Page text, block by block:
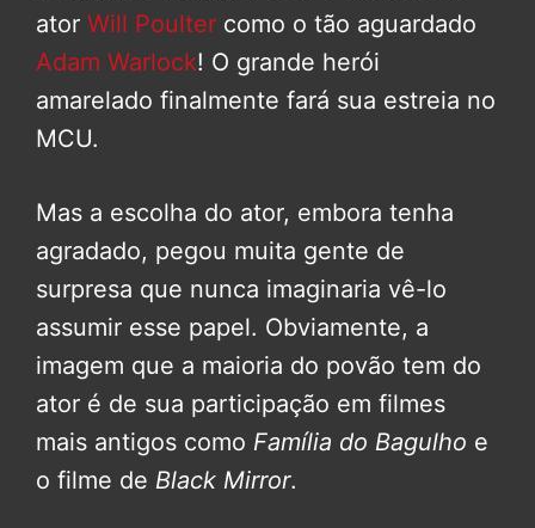
ator Will Poulter como o tão aguardado
Adam Warlock! O grande herói
amarelado finalmente fará sua estreia no
MCU.
Mas a escolha do ator, embora tenha
agradado, pegou muita gente de
surpresa que nunca imaginaria vê-lo
assumir esse papel. Obviamente, a
imagem que a maioria do povão tem do
ator é de sua participação em filmes
mais antigos como Família do Bagulho e
o filme de Black Mirror.